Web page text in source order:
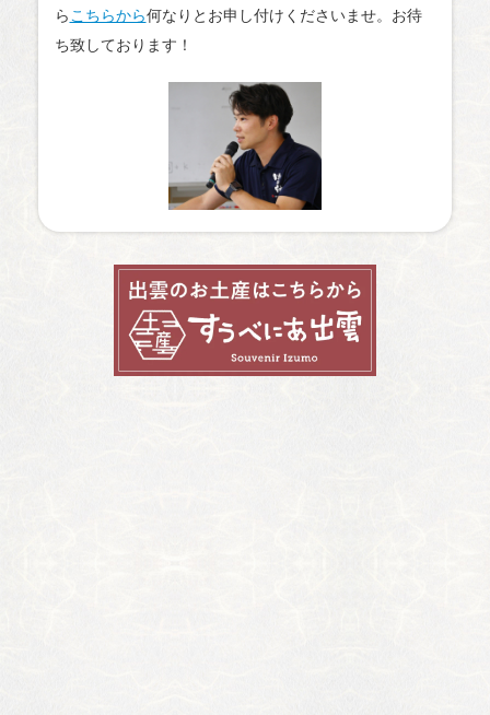
ら こちらから何なりとお申し付けくださいませ。お待
ち致しております！